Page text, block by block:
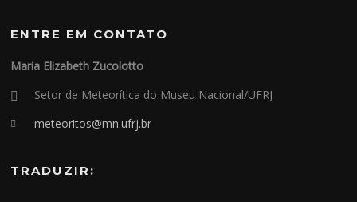
ENTRE EM CONTATO
Maria Elizabeth Zucolotto
Setor de Meteorítica do Museu Nacional/UFRJ
meteoritos@mn.ufrj.br
TRADUZIR: